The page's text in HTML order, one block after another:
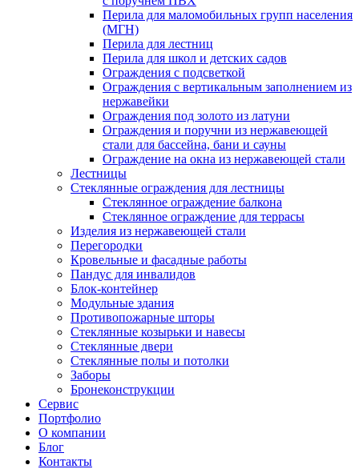
Перила для маломобильных групп населения
(МГН)
Перила для лестниц
Перила для школ и детских садов
Ограждения с подсветкой
Ограждения с вертикальным заполнением из
нержавейки
Ограждения под золото из латуни
Ограждения и поручни из нержавеющей
стали для бассейна, бани и сауны
Ограждение на окна из нержавеющей стали
Лестницы
Стеклянные ограждения для лестницы
Стеклянное ограждение балкона
Стеклянное ограждение для террасы
Изделия из нержавеющей стали
Перегородки
Кровельные и фасадные работы
Пандус для инвалидов
Блок-контейнер
Модульные здания
Противопожарные шторы
Стеклянные козырьки и навесы
Стеклянные двери
Стеклянные полы и потолки
Заборы
Бронеконструкции
Сервис
Портфолио
О компании
Блог
Контакты